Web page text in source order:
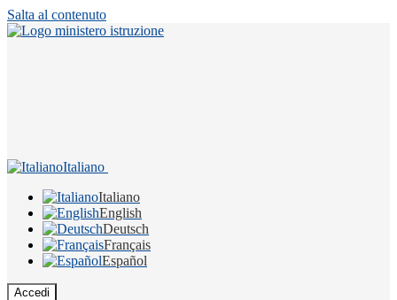
Salta al contenuto
Italiano
Italiano
English
Deutsch
Français
Español
Accedi